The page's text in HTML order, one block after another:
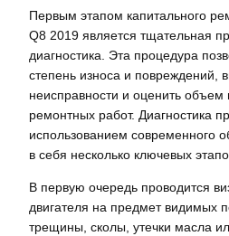
Первым этапом капитального
Q8 2019 является тщательная
диагностика. Эта процедура
степень износа и повреждений,
неисправности и оценить
ремонтных работ. Диагностика
использованием современного
в себя несколько ключевых
В первую очередь проводится
двигателя на предмет видимых
трещины, сколы, утечки масла